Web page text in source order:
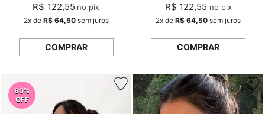
R$ 122,55 no pix
2xde R$ 64,50sem juros
COMPRAR
R$ 122,55 no pix
2x deR$ 64,50 sem juros
COMPRAR
60%
OFF